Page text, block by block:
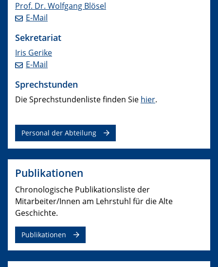
Prof. Dr. Wolfgang Blösel
E-Mail
Sekretariat
Iris Gerike
E-Mail
Sprechstunden
Die Sprechstundenliste finden Sie hier.
Personal der Abteilung
Publikationen
Chronologische Publikationsliste der
Mitarbeiter/Innen am Lehrstuhl für die Alte
Geschichte.
Publikationen